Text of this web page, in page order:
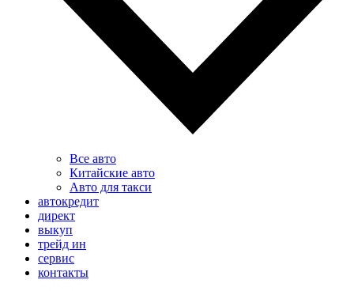
Все авто
Китайские авто
Авто для такси
автокредит
директ
выкуп
трейд ин
сервис
контакты